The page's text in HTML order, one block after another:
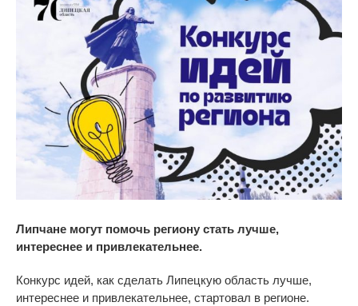
Липчане могут помочь региону стать лучше,
интереснее и привлекательнее.
Конкурс идей, как сделать Липецкую область лучше,
интереснее и привлекательнее, стартовал в регионе.